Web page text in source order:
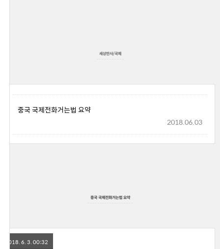
세상만사/국제
중국 국제전화거는법 요약
2018.06.03
중국 국제전화거는법 요약
2018. 6. 3. 00:32